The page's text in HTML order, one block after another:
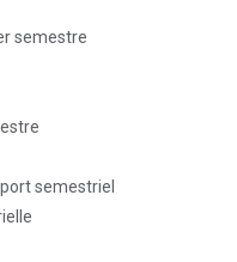
semestre
semestriel